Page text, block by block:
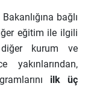
bağlı
eğitim ile ilgili
diğer kurum ve
ilk üç